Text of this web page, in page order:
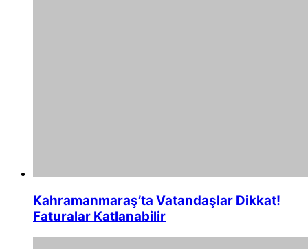
Kahramanmaraş’ta Vatandaşlar Dikkat!
Faturalar Katlanabilir